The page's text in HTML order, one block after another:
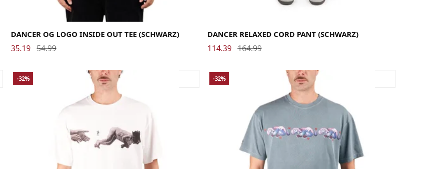
SmallX-Large XX-Large
DANCER OG LOGO INSIDE OUT TEE (SCHWARZ)
35.19 54.99
DANCER RELAXED CORD PANT (SCHWARZ)
114.39 164.99
-32% -32%